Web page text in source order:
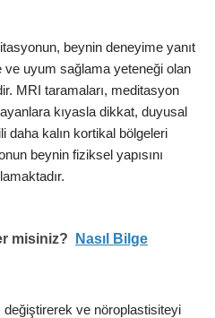
beynin deneyime yanıt
ve uyum sağlama yeteneği olan
MRI taramaları, meditasyon
kıyasla dikkat, duyusal
daha kalın kortikal bölgeleri
beynin fiziksel yapısını
misiniz?
Nasıl Bilge
değiştirerek ve nöroplastisiteyi